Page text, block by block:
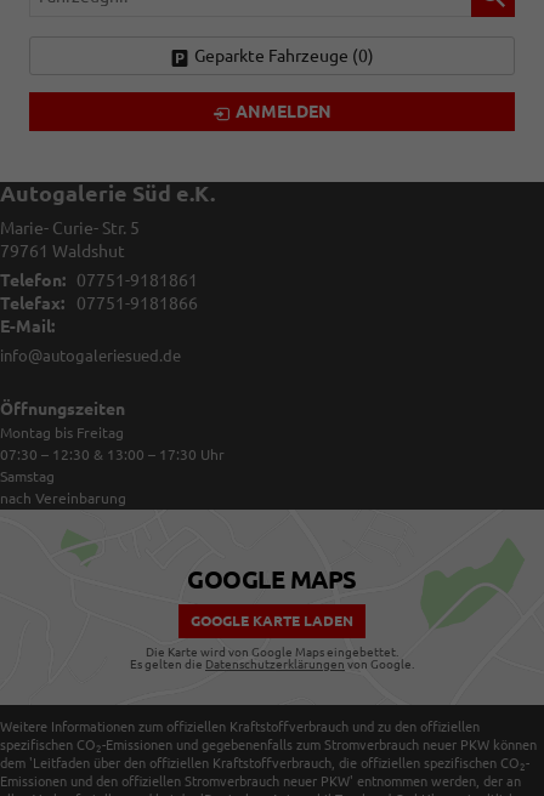
Geparkte Fahrzeuge (0)
ANMELDEN
Autogalerie Süd e.K.
Marie- Curie- Str. 5
79761 Waldshut
Telefon:
07751-9181861
Telefax:
07751-9181866
E-Mail:
info@autogaleriesued.de
Öffnungszeiten
Montag bis Freitag
07:30 – 12:30 & 13:00 – 17:30 Uhr
Samstag
nach Vereinbarung
GOOGLE MAPS
GOOGLE KARTE LADEN
Die Karte wird von Google Maps eingebettet.
Es gelten die Datenschutzerklärungen von Google.
Weitere Informationen zum offiziellen Kraftstoffverbrauch und zu den offiziellen
spezifischen CO 2-Emissionen und gegebenenfalls zum Stromverbrauch neuer PKW können
dem 'Leitfaden über den offiziellen Kraftstoffverbrauch, die offiziellen spezifischen CO 2-
Emissionen und den offiziellen Stromverbrauch neuer PKW' entnommen werden, der an